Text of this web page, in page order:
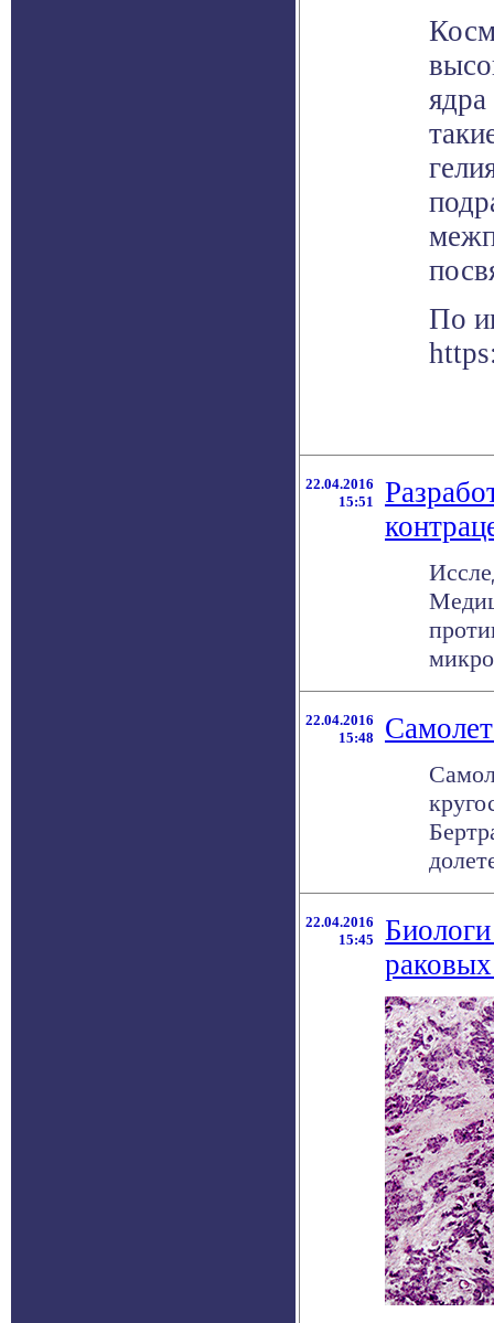
По
22.04.2016
15:51
22.04.2016
15:48
22.04.2016
15:45